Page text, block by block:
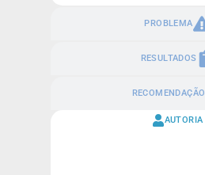
PROBLEMA
RESULTADOS
RECOMENDAÇÃO
AUTORIA